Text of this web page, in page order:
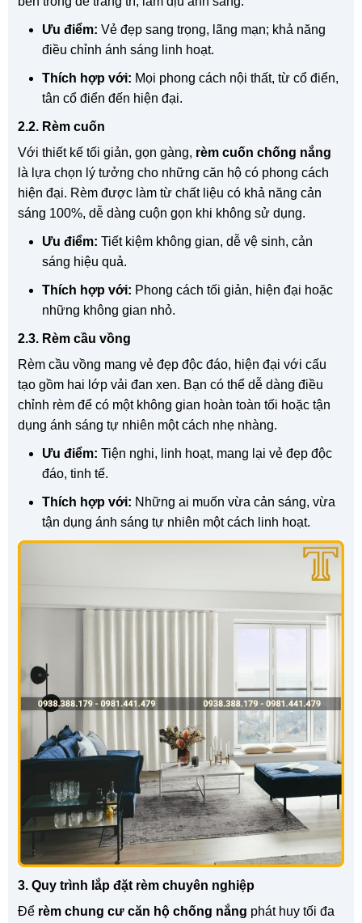
Ưu điểm: Vẻ đẹp sang trọng, lãng mạn; khả năng
điều chỉnh ánh sáng linh hoạt.
Thích hợp với: Mọi phong cách nội thất, từ cổ điển,
tân cổ điển đến hiện đại.
2.2. Rèm cuốn
Với thiết kế tối giản, gọn gàng, rèm cuốn chống nắng
là lựa chọn lý tưởng cho những căn hộ có phong cách
hiện đại. Rèm được làm từ chất liệu có khả năng cản
sáng 100%, dễ dàng cuộn gọn khi không sử dụng.
Ưu điểm: Tiết kiệm không gian, dễ vệ sinh, cản
sáng hiệu quả.
Thích hợp với: Phong cách tối giản, hiện đại hoặc
những không gian nhỏ.
2.3. Rèm cầu vồng
Rèm cầu vồng mang vẻ đẹp độc đáo, hiện đại với cấu
tạo gồm hai lớp vải đan xen. Bạn có thể dễ dàng điều
chỉnh rèm để có một không gian hoàn toàn tối hoặc tận
dụng ánh sáng tự nhiên một cách nhẹ nhàng.
Ưu điểm: Tiện nghi, linh hoạt, mang lại vẻ đẹp độc
đáo, tinh tế.
Thích hợp với: Những ai muốn vừa cản sáng, vừa
tận dụng ánh sáng tự nhiên một cách linh hoạt.
3. Quy trình lắp đặt rèm chuyên nghiệp
Để rèm chung cư căn hộ chống nắng phát huy tối đa